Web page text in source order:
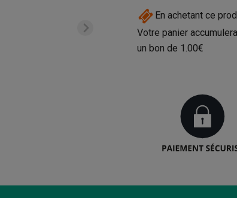
En achetant ce
Votre panier
un bon de 1.00€